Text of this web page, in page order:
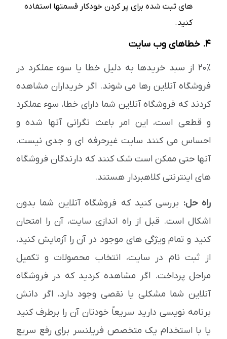
های ثبت شده برای پر کردن خودکار قسمتها استفاده
کنید.
4. خطاهای وب سایت
20٪ از سبد خریدها به دلیل خطا یا سوء عملکرد در
فروشگاه آنلاین رها می شوند. اگر خریداران مشاهده
کردند که فروشگاه آنلاین شما دارای خطا، سوء عملکرد
و قطعی است، این امر باعث نگرانی آنها شده و
احساس می کنند سایت غیرحرفه ای و جدی نیست.
آنها حتی ممکن است شک کنند که دارندگان فروشگاه
های اینترنتی کلاهبردار هستند.
راه حل: بررسی کنید که فروشگاه آنلاین شما بدون
اشکال است. قبل از راه اندازی سایت، آن را امتحان
کنید و تمام ویژگی های موجود در آن را آزمایش کنید،
از ثبت نام در سایت، انتخاب محصولات و تکمیل
مراحل پرداخت. اگر مشاهده کردید که در فروشگاه
آنلاین شما مشکلی یا نقصی وجود دارد، اگر دانش
برنامه نویسی دارید سریعاً خودتان آن را برطرف کنید
یا با استخدام یک متخصص فریلنسر برای رفع سریع